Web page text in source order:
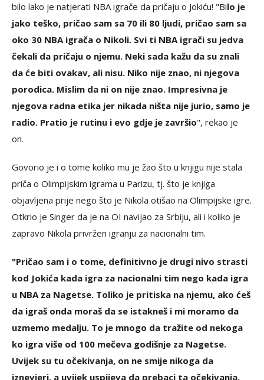
bilo lako je natjerati NBA igrače da pričaju o Jokiću! "Bilo je
jako teško, pričao sam sa 70 ili 80 ljudi, pričao sam sa
oko 30 NBA igrača o Nikoli. Svi ti NBA igrači su jedva
čekali da pričaju o njemu. Neki sada kažu da su znali
da će biti ovakav, ali nisu. Niko nije znao, ni njegova
porodica. Mislim da ni on nije znao. Impresivna je
njegova radna etika jer nikada ništa nije jurio, samo je
radio. Pratio je rutinu i evo gdje je završio", rekao je
on.
Govorio je i o tome koliko mu je žao što u knjigu nije stala
priča o Olimpijskim igrama u Parizu, tj. što je knjiga
objavljena prije nego što je Nikola otišao na Olimpijske igre.
Otkrio je Singer da je na OI navijao za Srbiju, ali i koliko je
zapravo Nikola privržen igranju za nacionalni tim.
"Pričao sam i o tome, definitivno je drugi nivo strasti
kod Jokića kada igra za nacionalni tim nego kada igra
u NBA za Nagetse. Toliko je pritiska na njemu, ako ćeš
da igraš onda moraš da se istakneš i mi moramo da
uzmemo medalju. To je mnogo da tražite od nekoga
ko igra više od 100 mečeva godišnje za Nagetse.
Uvijek su tu očekivanja, on ne smije nikoga da
iznevjeri, a uvijek uspijeva da prebaci ta očekivanja.